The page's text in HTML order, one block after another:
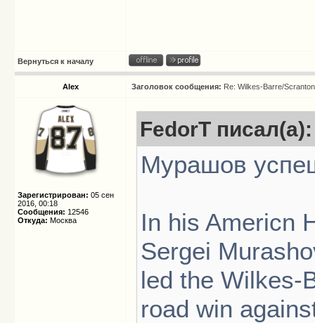
Вернуться к началу
Alex Заголовок сообщения: Re: Wilkes-Barre/
Зарегистрирован: 05 сен
2016, 00:18
Сообщения: 12546
Откуда: Москва
FedorT писал(а):
Мурашов
In his Americn
Sergei
led the Wilkes-
road win